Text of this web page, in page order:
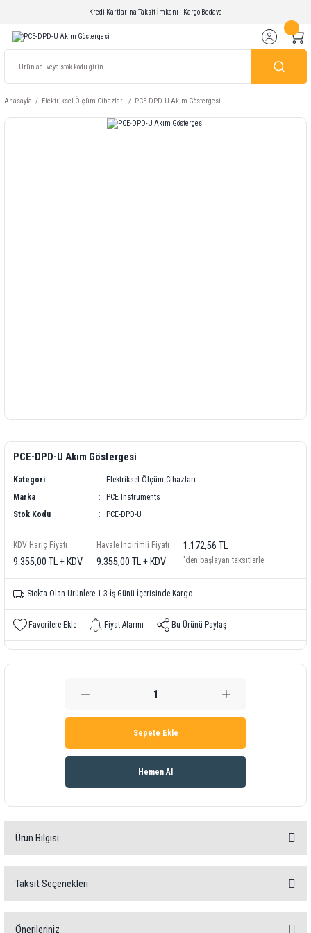
Kredi Kartlarına Taksit İmkanı - Kargo Bedava
Anasayfa Elektriksel Ölçüm Cihazları PCE-DPD-U Akım Göstergesi
PCE-DPD-U Akım Göstergesi
Kategori
Elektriksel Ölçüm Cihazları
Marka
PCE Instruments
Stok Kodu
PCE-DPD-U
KDV Hariç Fiyatı
9.355,00 TL + KDV
Havale İndirimli Fiyatı
9.355,00 TL + KDV
1.172,56 TL
'den başlayan taksitlerle
Stokta Olan Ürünlere 1-3 İş Günü İçerisinde Kargo
Fiyat Alarmı Bu Ürünü Paylaş
Sepete Ekle
Hemen Al
Ürün Bilgisi
ön
Taksit Seçenekleri
Önerileriniz